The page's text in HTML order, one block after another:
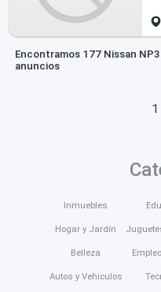
Encontramos 177 Nissan
anuncios
Inmuebles
Hogar y Jardín
Belleza
Autos y Vehículos